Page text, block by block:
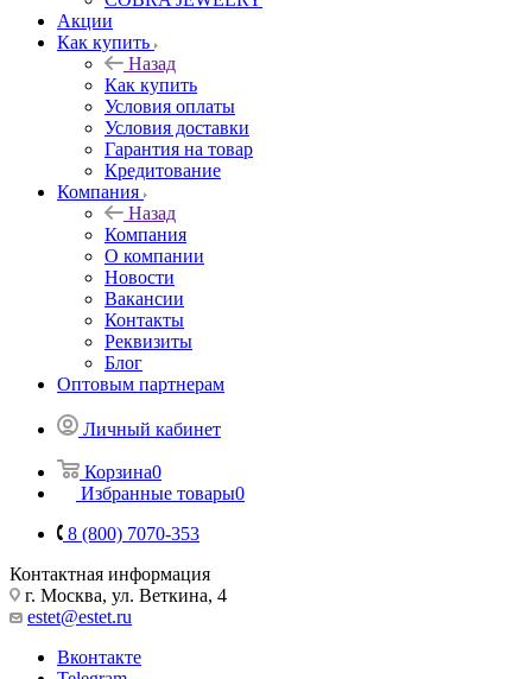
Акции
Как купить
Назад
Как купить
Условия оплаты
Условия доставки
Гарантия на товар
Кредитование
Компания
Назад
Компания
О компании
Новости
Вакансии
Контакты
Реквизиты
Блог
Оптовым партнерам
Личный кабинет
Корзина0
Избранные товары0
8 (800) 7070-353
Контактная информация
г. Москва, ул. Веткина, 4
estet@estet.ru
Вконтакте